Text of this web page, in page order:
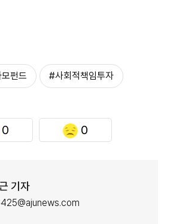
펀드 #사회적책임투자
0 0
기자